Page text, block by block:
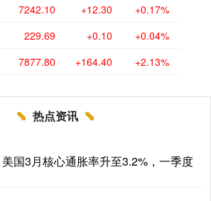
7242.10 +12.30 +0.17%
229.69 +0.10 +0.04%
7877.80 +164.40 +2.13%
热点资讯
国3月核心通胀率升至3.2%，一季度